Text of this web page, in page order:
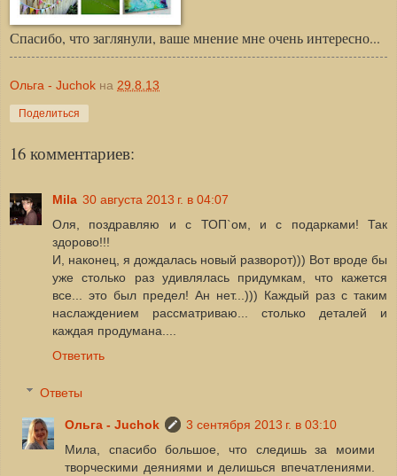
Спасибо, что заглянули, ваше мнение мне очень интересно...
Ольга - Juchok на 29.8.13
Поделиться
16 комментариев:
Mila 30 августа 2013 г. в 04:07
Оля, поздравляю и с ТОП`ом, и с подарками! Так
здорово!!!
И, наконец, я дождалась новый разворот))) Вот вроде бы
уже столько раз удивлялась придумкам, что кажется
все... это был предел! Ан нет...))) Каждый раз с таким
наслаждением рассматриваю... столько деталей и
каждая продумана....
Ответить
Ответы
Ольга - Juchok
3 сентября 2013 г. в 03:10
Мила, спасибо большое, что следишь за моими
творческими деяниями и делишься впечатлениями.